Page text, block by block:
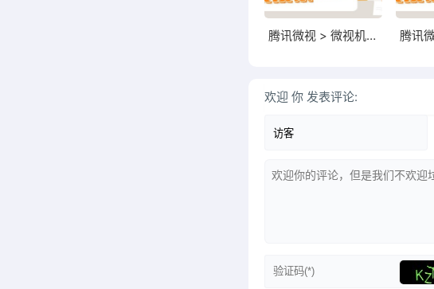
腾讯微视 > 微视机构入驻 > 规定的机构绑定账号量上限可以从哪里看到？
欢迎 你 发表评论: